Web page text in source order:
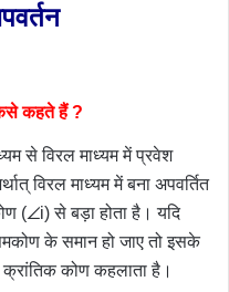
कहते हैं ?
से विरल माध्यम में प्रवेश
विरल माध्यम में बना अपवर्तित
(∠i) से बड़ा होता है। यदि
के समान हो जाए तो इसके
कोण कहलाता है।